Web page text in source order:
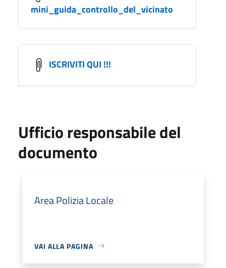
mini_guida_controllo_del_vicinato
ISCRIVITI QUI !!!
Ufficio responsabile del
documento
Area Polizia Locale
VAI ALLA PAGINA